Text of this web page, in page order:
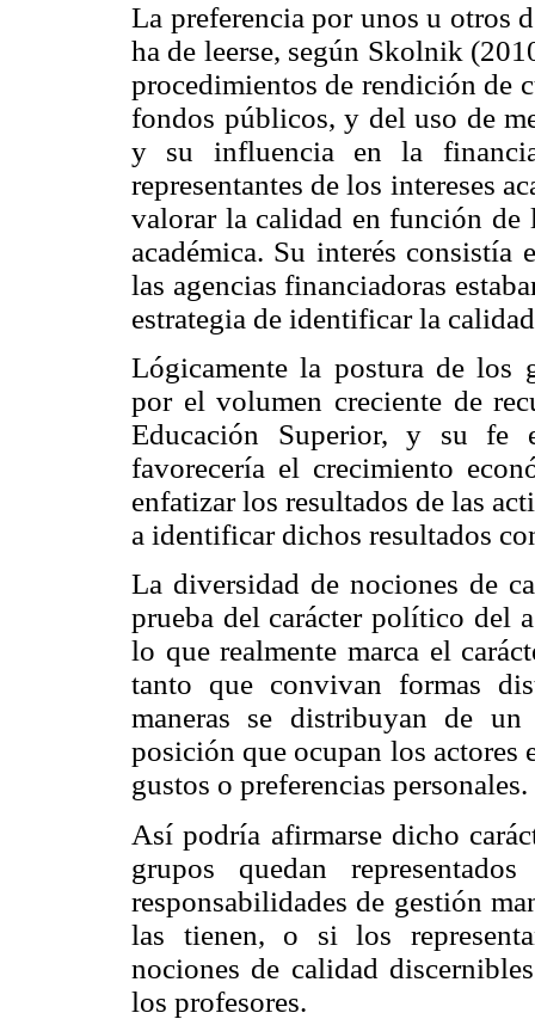
La preferencia por unos u otros
ha de leerse, según Skolnik
procedimientos de rendición de
fondos públicos, y del uso de
y su influencia en la
representantes de los intereses
valorar la calidad en función de
académica. Su interés
las agencias financiadoras
estrategia de identificar la
Lógicamente la postura de los
por el volumen creciente de
Educación Superior, y su fe
favorecería el crecimiento
enfatizar los resultados de las
a identificar dichos resultados
La diversidad de nociones de
prueba del carácter político del
lo que realmente marca el
tanto que convivan formas
maneras se distribuyan de
posición que ocupan los actores
gustos o preferencias personales.
Así podría afirmarse dicho
grupos quedan
responsabilidades de gestión
las tienen, o si los
nociones de calidad
los profesores.